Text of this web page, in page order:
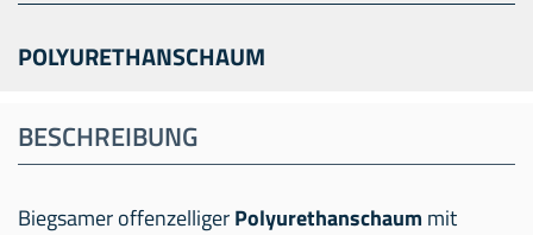
POLYURETHANSCHAUM
BESCHREIBUNG
Biegsamer offenzelligerPolyurethanschaum mit